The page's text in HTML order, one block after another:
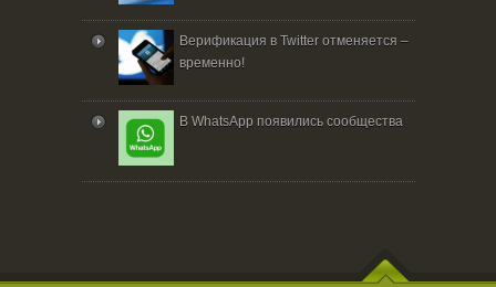
Верификация в Twitter отменяется –
временно!
В WhatsApp появились сообщества